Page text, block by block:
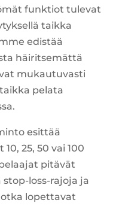
funktiot tulevat
taikka
edistää
häiritsemättä
mukautuvasti
pelata
esittää
25, 50 vai 100
pitävät
loss-rajoja ja
lopettavat